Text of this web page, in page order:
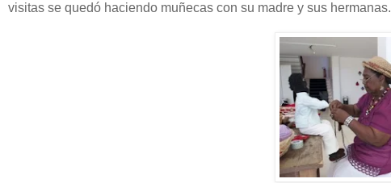
visitas se quedó haciendo muñecas con su madre y sus hermanas.